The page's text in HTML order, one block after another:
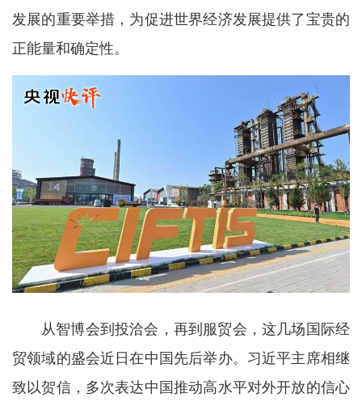
发展的重要举措，为促进世界经济发展提供了宝贵的
正能量和确定性。
从智博会到投洽会，再到服贸会，这几场国际经
贸领域的盛会近日在中国先后举办。习近平主席相继
致以贺信，多次表达中国推动高水平对外开放的信心